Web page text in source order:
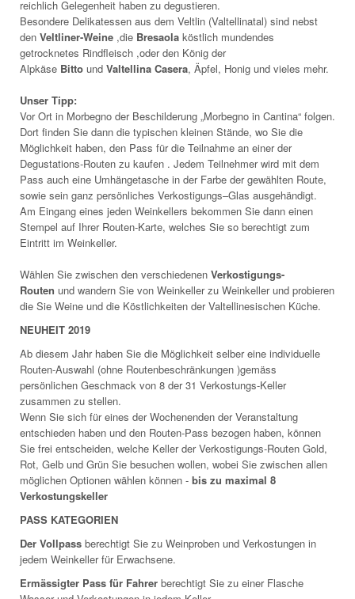
reichlich Gelegenheit haben zu degustieren.
Besondere Delikatessen aus dem Veltlin (Valtellinatal) sind nebst
den Veltliner-Weine ,die Bresaola köstlich mundendes
getrocknetes Rindfleisch ,oder den König der
Alpkäse Bitto und Valtellina Casera, Äpfel, Honig und vieles mehr.
Unser Tipp:
Vor Ort in Morbegno der Beschilderung „Morbegno in Cantina“ folgen.
Dort finden Sie dann die typischen kleinen Stände, wo Sie die
Möglichkeit haben, den Pass für die Teilnahme an einer der
Degustations-Routen zu kaufen . Jedem Teilnehmer wird mit dem
Pass auch eine Umhängetasche in der Farbe der gewählten Route,
sowie sein ganz persönliches Verkostigungs–Glas ausgehändigt.
Am Eingang eines jeden Weinkellers bekommen Sie dann einen
Stempel auf Ihrer Routen-Karte, welches Sie so berechtigt zum
Eintritt im Weinkeller.
Wählen Sie zwischen den verschiedenen Verkostigungs-
Routen und wandern Sie von Weinkeller zu Weinkeller und probieren
die Sie Weine und die Köstlichkeiten der Valtellinesischen Küche.
NEUHEIT 2019
Ab diesem Jahr haben Sie die Möglichkeit selber eine individuelle
Routen-Auswahl (ohne Routenbeschränkungen )gemäss
persönlichen Geschmack von 8 der 31 Verkostungs-Keller
zusammen zu stellen.
Wenn Sie sich für eines der Wochenenden der Veranstaltung
entschieden haben und den Routen-Pass bezogen haben, können
Sie frei entscheiden, welche Keller der Verkostigungs-Routen Gold,
Rot, Gelb und Grün Sie besuchen wollen, wobei Sie zwischen allen
möglichen Optionen wählen können - bis zu maximal 8
Verkostungskeller
PASS KATEGORIEN
Der Vollpass berechtigt Sie zu Weinproben und Verkostungen in
jedem Weinkeller für Erwachsene.
Ermässigter Pass für Fahrer berechtigt Sie zu einer Flasche